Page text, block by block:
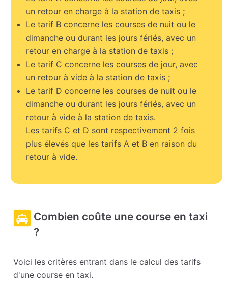
un retour en charge à la station de taxis ;
Le tarif B concerne les courses de nuit ou le
dimanche ou durant les jours fériés, avec un
retour en charge à la station de taxis ;
Le tarif C concerne les courses de jour, avec
un retour à vide à la station de taxis ;
Le tarif D concerne les courses de nuit ou le
dimanche ou durant les jours fériés, avec un
retour à vide à la station de taxis.
Les tarifs C et D sont respectivement 2 fois
plus élevés que les tarifs A et B en raison du
retour à vide.
Combien coûte une course en taxi
?
Voici les critères entrant dans le calcul des tarifs
d'une course en taxi.